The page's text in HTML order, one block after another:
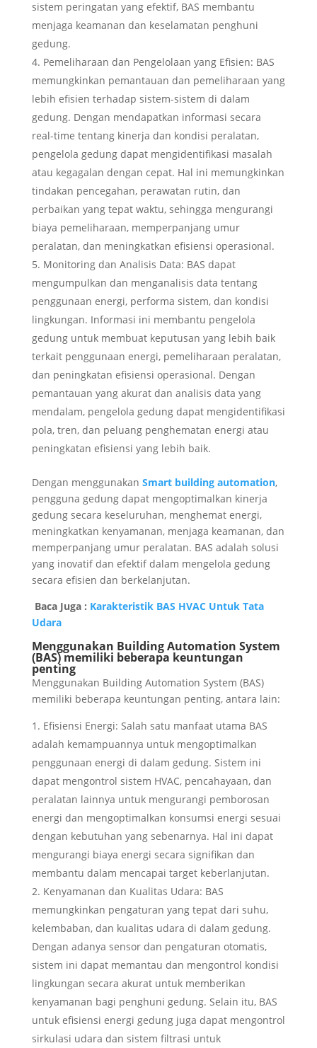
sistem peringatan yang efektif, BAS membantu
menjaga keamanan dan keselamatan penghuni
gedung.
Pemeliharaan dan Pengelolaan yang Efisien: BAS
memungkinkan pemantauan dan pemeliharaan yang
lebih efisien terhadap sistem-sistem di dalam
gedung. Dengan mendapatkan informasi secara
real-time tentang kinerja dan kondisi peralatan,
pengelola gedung dapat mengidentifikasi masalah
atau kegagalan dengan cepat. Hal ini memungkinkan
tindakan pencegahan, perawatan rutin, dan
perbaikan yang tepat waktu, sehingga mengurangi
biaya pemeliharaan, memperpanjang umur
peralatan, dan meningkatkan efisiensi operasional.
Monitoring dan Analisis Data: BAS dapat
mengumpulkan dan menganalisis data tentang
penggunaan energi, performa sistem, dan kondisi
lingkungan. Informasi ini membantu pengelola
gedung untuk membuat keputusan yang lebih baik
terkait penggunaan energi, pemeliharaan peralatan,
dan peningkatan efisiensi operasional. Dengan
pemantauan yang akurat dan analisis data yang
mendalam, pengelola gedung dapat mengidentifikasi
pola, tren, dan peluang penghematan energi atau
peningkatan efisiensi yang lebih baik.
Dengan menggunakan Smart building automation,
pengguna gedung dapat mengoptimalkan kinerja
gedung secara keseluruhan, menghemat energi,
meningkatkan kenyamanan, menjaga keamanan, dan
memperpanjang umur peralatan. BAS adalah solusi
yang inovatif dan efektif dalam mengelola gedung
secara efisien dan berkelanjutan.
Baca Juga : Karakteristik BAS HVAC Untuk Tata
Udara
Menggunakan Building Automation System
(BAS) memiliki beberapa keuntungan
penting
Menggunakan Building Automation System (BAS)
memiliki beberapa keuntungan penting, antara lain:
Efisiensi Energi: Salah satu manfaat utama BAS
adalah kemampuannya untuk mengoptimalkan
penggunaan energi di dalam gedung. Sistem ini
dapat mengontrol sistem HVAC, pencahayaan, dan
peralatan lainnya untuk mengurangi pemborosan
energi dan mengoptimalkan konsumsi energi sesuai
dengan kebutuhan yang sebenarnya. Hal ini dapat
mengurangi biaya energi secara signifikan dan
membantu dalam mencapai target keberlanjutan.
Kenyamanan dan Kualitas Udara: BAS
memungkinkan pengaturan yang tepat dari suhu,
kelembaban, dan kualitas udara di dalam gedung.
Dengan adanya sensor dan pengaturan otomatis,
sistem ini dapat memantau dan mengontrol kondisi
lingkungan secara akurat untuk memberikan
kenyamanan bagi penghuni gedung. Selain itu, BAS
untuk efisiensi energi gedung juga dapat mengontrol
sirkulasi udara dan sistem filtrasi untuk